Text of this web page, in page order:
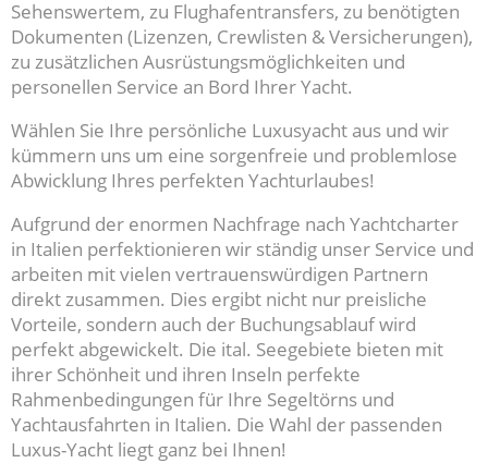
Sehenswertem, zu Flughafentransfers, zu benötigten
Dokumenten (Lizenzen, Crewlisten & Versicherungen),
zu zusätzlichen Ausrüstungsmöglichkeiten und
personellen Service an Bord Ihrer Yacht.
Wählen Sie Ihre persönliche Luxusyacht aus und wir
kümmern uns um eine sorgenfreie und problemlose
Abwicklung Ihres perfekten Yachturlaubes!
Aufgrund der enormen Nachfrage nach Yachtcharter
in Italien perfektionieren wir ständig unser Service und
arbeiten mit vielen vertrauenswürdigen Partnern
direkt zusammen. Dies ergibt nicht nur preisliche
Vorteile, sondern auch der Buchungsablauf wird
perfekt abgewickelt. Die ital. Seegebiete bieten mit
ihrer Schönheit und ihren Inseln perfekte
Rahmenbedingungen für Ihre Segeltörns und
Yachtausfahrten in Italien. Die Wahl der passenden
Luxus-Yacht liegt ganz bei Ihnen!